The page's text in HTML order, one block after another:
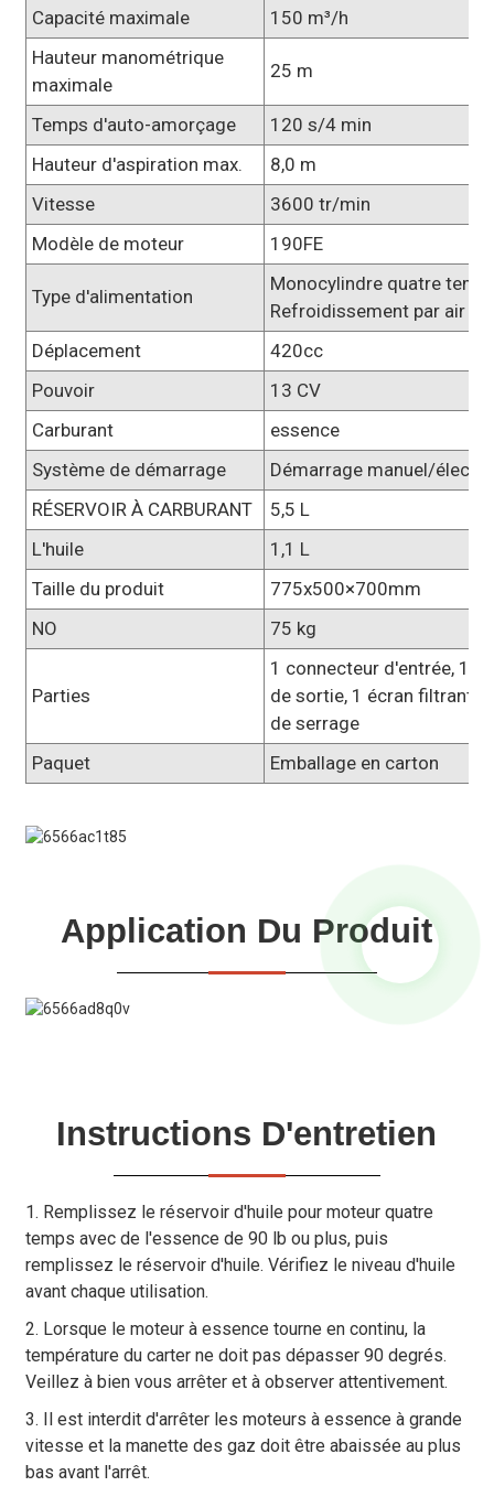
Capacité maximale
150 m³/h
Hauteur manométrique
maximale
25 m
Temps d'auto-amorçage
120 s/4 min
Hauteur d'aspiration max.
8,0 m
Vitesse
3600 tr/min
Modèle de moteur
190FE
Type d'alimentation
Monocylindre quatre
Refroidissement par air
Déplacement
420cc
Pouvoir
13 CV
Carburant
essence
Système de démarrage
Démarrage manuel/
RÉSERVOIR À CARBURANT
5,5 L
L'huile
1,1 L
Taille du produit
775x500×700mm
NO
75 kg
Parties
1 connecteur d'entrée, 1
de sortie, 1 écran filtrant
de serrage
Paquet
Emballage en carton
Application Du Produit
Instructions D'entretien
1. Remplissez le réservoir d'huile pour moteur quatre
temps avec de l'essence de 90 lb ou plus, puis
remplissez le réservoir d'huile. Vérifiez le niveau d'huile
avant chaque utilisation.
2. Lorsque le moteur à essence tourne en continu, la
température du carter ne doit pas dépasser 90 degrés.
Veillez à bien vous arrêter et à observer attentivement.
3. Il est interdit d'arrêter les moteurs à essence à grande
vitesse et la manette des gaz doit être abaissée au plus
bas avant l'arrêt.